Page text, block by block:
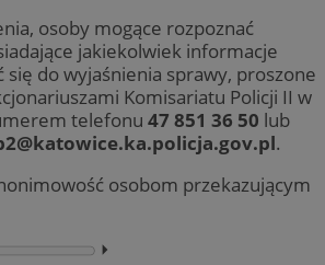
osoby mogące rozpoznać
jakiekolwiek informacje
się do wyjaśnienia sprawy, proszone
Komisariatu Policji II w
telefonu 47 851 36 50 lub
.
osobom przekazującym
⏵︎